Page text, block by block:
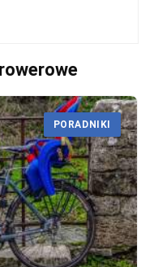
PORADNIKI